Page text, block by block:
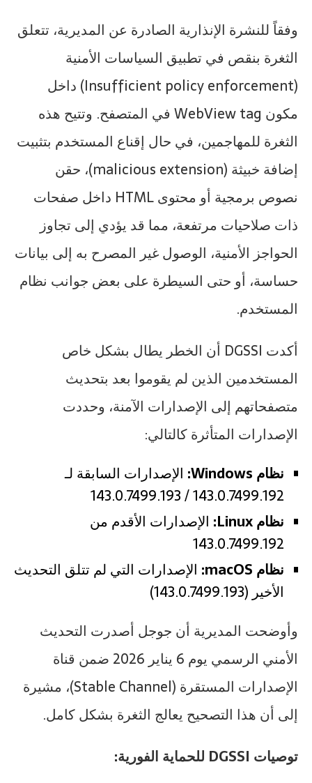
وفقاً للنشرة الإنذارية الصادرة عن المديرية، تتعلق
الثغرة بنقص في تطبيق السياسات الأمنية
(Insufficient policy enforcement) داخل
مكون WebView tag في المتصفح. وتتيح هذه
الثغرة للمهاجمين، في حال إقناع المستخدم بتثبيت
إضافة خبيثة (malicious extension)، حقن
نصوص برمجية أو محتوى HTML داخل صفحات
ذات صلاحيات مرتفعة، مما قد يؤدي إلى تجاوز
الحواجز الأمنية، الوصول غير المصرح به إلى بيانات
حساسة، أو حتى السيطرة على بعض جوانب نظام
المستخدم.
أكدت DGSSI أن الخطر يطال بشكل خاص
المستخدمين الذين لم يقوموا بعد بتحديث
متصفحاتهم إلى الإصدارات الآمنة، وحددت
الإصدارات المتأثرة كالتالي:
نظام Windows:
الإصدارات السابقة لـ
143.0.7499.192 / 143.0.7499.193
نظام Linux:
الإصدارات الأقدم من
143.0.7499.192
نظام macOS:
الإصدارات التي لم تتلق التحديث
الأخير (143.0.7499.193)
وأوضحت المديرية أن جوجل أصدرت التحديث
الأمني الرسمي يوم 6 يناير 2026 ضمن قناة
الإصدارات المستقرة (Stable Channel)، مشيرة
إلى أن هذا التصحيح يعالج الثغرة بشكل كامل.
توصيات DGSSI للحماية الفورية: